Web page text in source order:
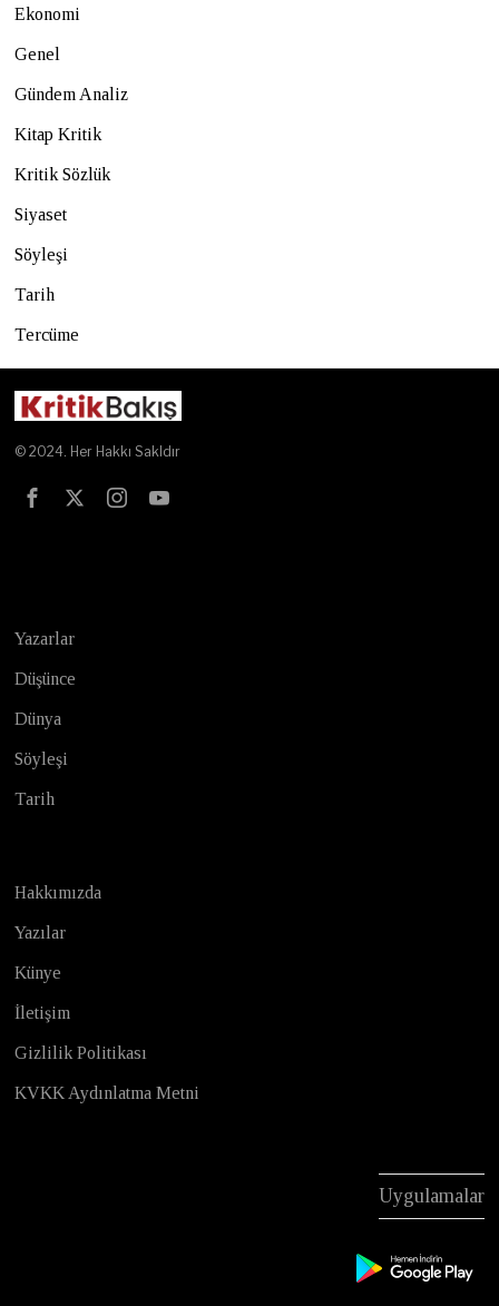
Ekonomi
Genel
Gündem Analiz
Kitap Kritik
Kritik Sözlük
Siyaset
Söyleşi
Tarih
Tercüme
© 2024. Her Hakkı Sakldır
Yazarlar
Düşünce
Dünya
Söyleşi
Tarih
Hakkımızda
Yazılar
Künye
İletişim
Gizlilik Politikası
KVKK Aydınlatma Metni
Uygulamalar